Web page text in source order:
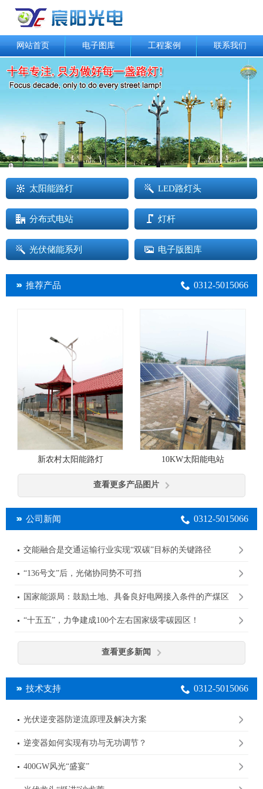
网站首页 电子图库 工程案例 联系我们
太阳能路灯 LED路灯头
分布式电站 灯杆
光伏储能系列 电子版图库
推荐产品 0312-5015066
新农村太阳能路灯 10KW太阳能电站
查看更多产品图片
公司新闻 0312-5015066
交能融合是交通运输行业实现“双碳”目标的关键路径
“136号文”后，光储协同势不可挡
国家能源局：鼓励土地、具备良好电网接入条件的产煤区
“十五五”，力争建成100个左右国家级零碳园区！
查看更多新闻
技术支持 0312-5015066
光伏逆变器防逆流原理及解决方案
逆变器如何实现有功与无功调节？
400GW风光“盛宴”